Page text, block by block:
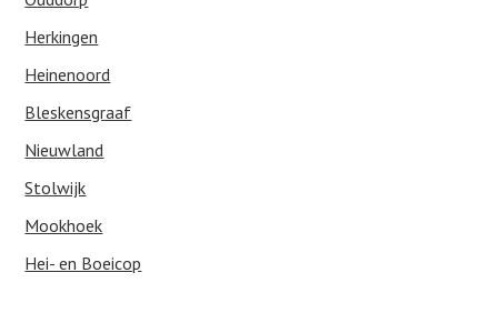
Herkingen
Heinenoord
Bleskensgraaf
Nieuwland
Stolwijk
Mookhoek
Hei- en Boeicop